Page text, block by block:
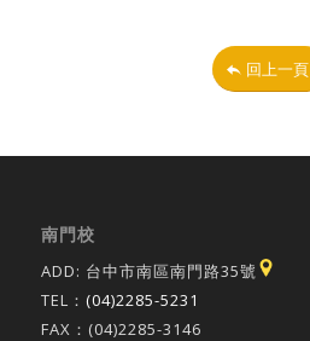
回上一頁
南門校
ADD: 台中市南區南門路35號
TEL： (04)2285-5231
FAX：(04)2285-3146